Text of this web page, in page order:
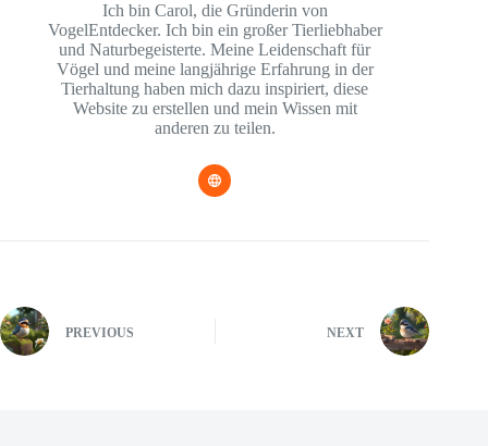
Ich bin Carol, die Gründerin von
VogelEntdecker. Ich bin ein großer Tierliebhaber
und Naturbegeisterte. Meine Leidenschaft für
Vögel und meine langjährige Erfahrung in der
Tierhaltung haben mich dazu inspiriert, diese
Website zu erstellen und mein Wissen mit
anderen zu teilen.
PREVIOUS NEXT